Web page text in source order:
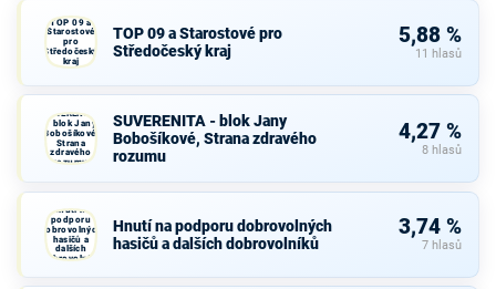
TOP 09 a
Starostové
pro
Středočeský
kraj
TOP 09 a Starostové pro
Středočeský kraj
5,88 %
11 hlasů
SUVERENITA
- blok Jany
Bobošíkové,
Strana
zdravého
rozumu
SUVERENITA - blok Jany
Bobošíkové, Strana zdravého
rozumu
4,27 %
8 hlasů
Hnutí na
podporu
dobrovolných
hasičů a
dalších
dobrovolníků
Hnutí na podporu dobrovolných
hasičů a dalších dobrovolníků
3,74 %
7 hlasů